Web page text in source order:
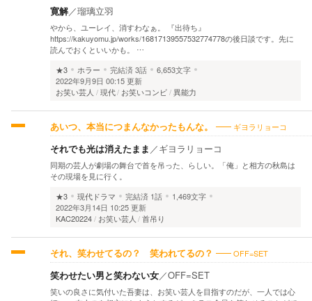
寛解／瑠璃立羽
やから、ユーレイ、消すわなぁ。 『出待ち』
https://kakuyomu.jp/works/16817139557532774778の後日談です。先に
読んでおくといいかも。 …
★3
ホラー 完結済3話
6,653文字
2022年9月9日 00:15 更新
お笑い芸人
現代 お笑いコンビ 異能力
あいつ、本当につまんなかったもんな。 ギヨラリョーコ
それでも光は消えたまま ／ギヨラリョーコ
同期の芸人が劇場の舞台で首を吊った、らしい。「俺」と相方の秋島は
その現場を見に行く。
★3
現代ドラマ 完結済 1話
1,469文字
2022年3月14日 10:25 更新
KAC20224
お笑い芸人 首吊り
それ、笑わせてるの？ 笑われてるの？ OFF=SET
笑わせたい男と笑わない女／OFF=SET
笑いの良さに気付いた吾妻は、お笑い芸人を目指すのだが、一人では心